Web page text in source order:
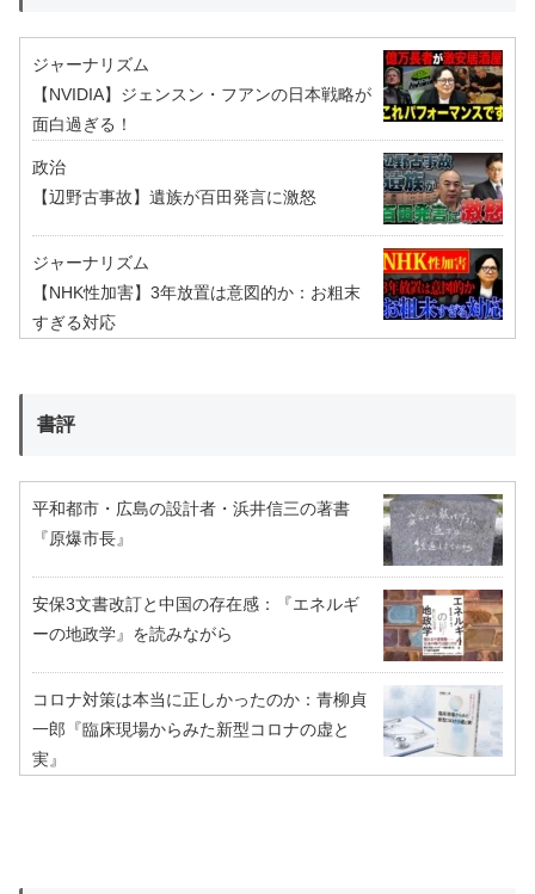
ジャーナリズム
【NVIDIA】ジェンスン・フアンの日本戦略が
面白過ぎる！
政治
【辺野古事故】遺族が百田発言に激怒
ジャーナリズム
【NHK性加害】3年放置は意図的か：お粗末
すぎる対応
書評
平和都市・広島の設計者・浜井信三の著書
『原爆市長』
安保3文書改訂と中国の存在感：『エネルギ
ーの地政学』を読みながら
コロナ対策は本当に正しかったのか：青柳貞
一郎『臨床現場からみた新型コロナの虚と
実』